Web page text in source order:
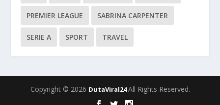
PREMIER LEAGUE SABRINA CARPENTER
SERIE A SPORT TRAVEL
Copyright © 2026 DutaViral24All Rights Reserved.